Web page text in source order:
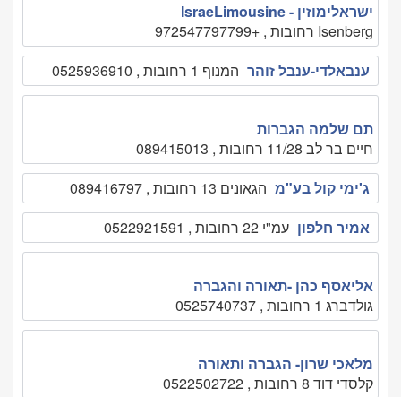
ישראלימוזין - IsraeLimousine
Isenberg רחובות , +972547797799
ענבאלדי-ענבל זוהר המנוף 1 רחובות , 0525936910
תם שלמה הגברות
חיים בר לב 11/28 רחובות , 089415013
ג'ימי קול בע"מ הגאונים 13 רחובות , 089416797
אמיר חלפון עמ"י 22 רחובות , 0522921591
אליאסף כהן -תאורה והגברה
גולדברג 1 רחובות , 0525740737
מלאכי שרון- הגברה ותאורה
קלסדי דוד 8 רחובות , 0522502722